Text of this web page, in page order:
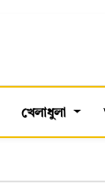
খেলাধুলা